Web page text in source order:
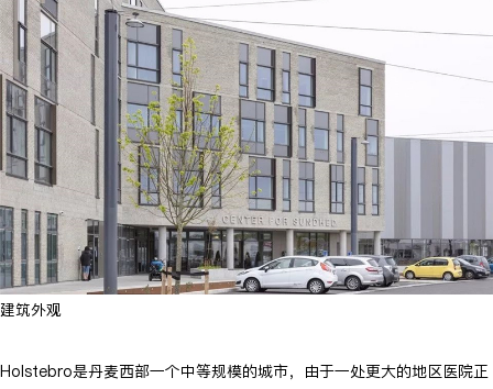
建筑外观
Holstebro是丹麦西部一个中等规模的城市，由于一处更大的地区医院正